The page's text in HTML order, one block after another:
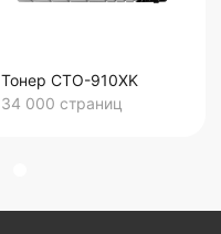
Тонер CTO-910XK
34 000 страниц